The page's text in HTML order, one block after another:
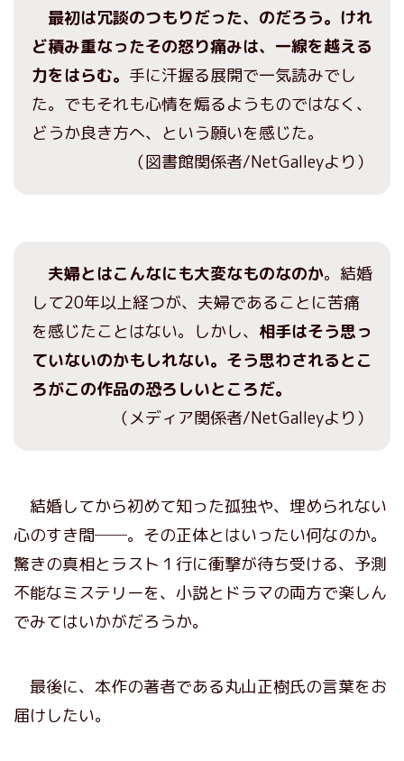
最初は冗談のつもりだった、のだろう。けれ
ど積み重なったその怒り痛みは、一線を越える
力をはらむ。 手に汗握る展開で一気読みでし
た。でもそれも心情を煽るようものではなく、
どうか良き方へ、という願いを感じた。
（図書館関係者/NetGalleyより）
夫婦とはこんなにも大変なものなのか。結婚
して20年以上経つが、夫婦であることに苦痛
を感じたことはない。しかし、 相手はそう思っ
ていないのかもしれない。そう思わされるとこ
ろがこの作品の恐ろしいところだ。
（メディア関係者/NetGalleyより）
結婚してから初めて知った孤独や、埋められない
心のすき間──。その正体とはいったい何なのか。
驚きの真相とラスト１行に衝撃が待ち受ける、予測
不能なミステリーを、小説とドラマの両方で楽しん
でみてはいかがだろうか。
最後に、本作の著者である丸山正樹氏の言葉をお
届けしたい。